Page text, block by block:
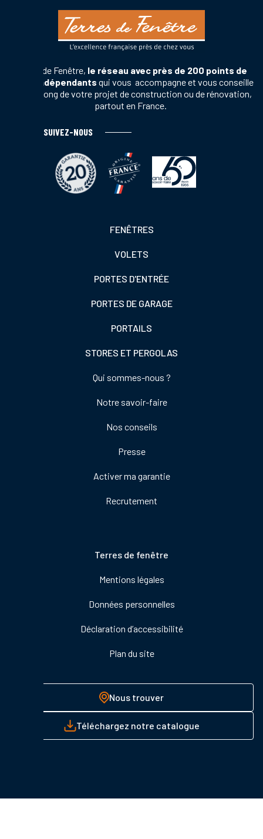
Terres de Fenêtre, le réseau avec près de 200 points de
vente indépendants qui vous accompagne et vous conseille
tout au long de votre projet de construction ou de rénovation,
partout en France.
SUIVEZ-NOUS
FENÊTRES
VOLETS
PORTES D'ENTRÉE
PORTES DE GARAGE
PORTAILS
STORES ET PERGOLAS
Qui sommes-nous ?
Notre savoir-faire
Nos conseils
Presse
Activer ma garantie
Recrutement
Terres de fenêtre
Mentions légales
Données personnelles
Déclaration d’accessibilité
Plan du site
Nous trouver
Téléchargez notre catalogue